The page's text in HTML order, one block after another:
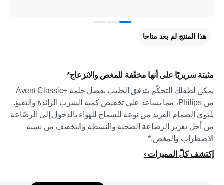
مثبتة سريريًا على أنها مخفّفة للمغص والانزعاج*
يمكن لطفلك التحكّم بتدفق الحليب بفضل حلمة Avent Classic+‎
من Philips، مما يساعد على تخفيض كمية الشرب الزائدة والتقيؤ.
يلتوي الصمام الفريد من نوعه للسماح للهواء بالدخول إلى الرضّاعة
من أجل تعزيز الرضاعة الصحية والنشطة والتخفيف من نسبة
الاضطراب والمغص.*
إكتشف كلّ المميزات
هذا المنتج لم يعد متاحا